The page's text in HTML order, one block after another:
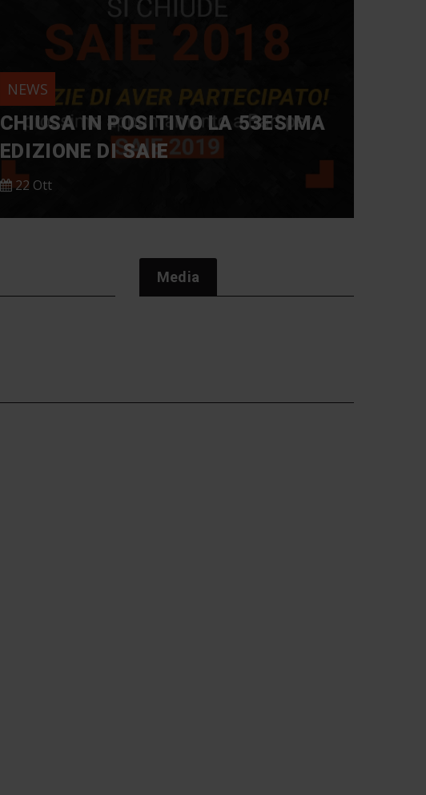
NEWS
CHIUSA IN POSITIVO LA 53ESIMA
EDIZIONE DI SAIE
22 Ott
Media